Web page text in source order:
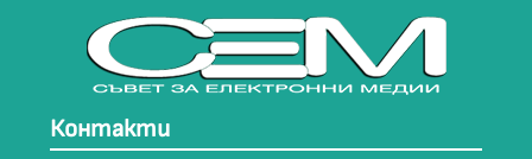
Контакти